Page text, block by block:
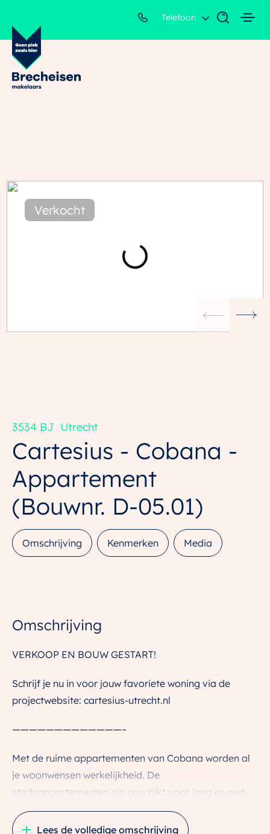
Telefoon
Verkocht
Cartesius - Cobana -
Appartement
(Bouwnr. D-05.01)
3534 BJ Utrecht
Omschrijving Kenmerken Media
Omschrijving
VERKOOP EN BOUW GESTART!
Schrijf je nu in voor jouw favoriete woning via de
projectwebsite: cartesius-utrecht.nl
—————————————–
Met de ruime appartementen van Cobana worden al
je woonwensen werkelijkheid. De
stadsappartementen zijn geschikt voor jong en oud,
alleenstaanden, samenwonenden en zelfs gezinnen.
Lees de volledige omschrijving